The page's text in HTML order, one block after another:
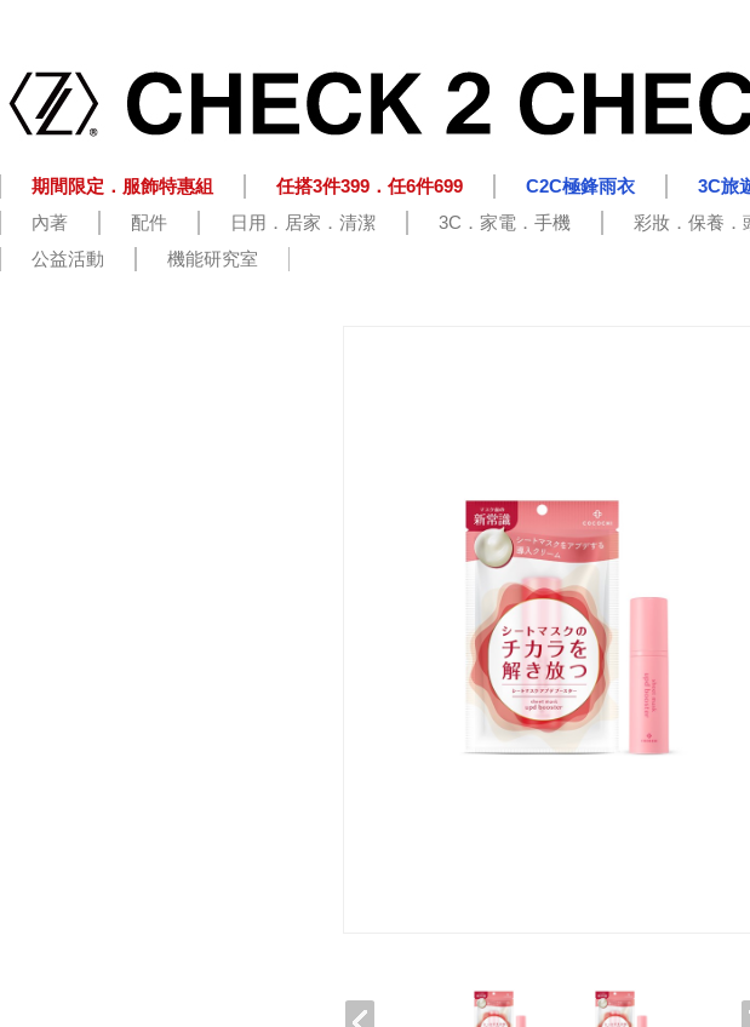
期間限定．服飾特惠組 任搭3件399．任6件699 C2C極鋒雨衣 3C旅
內著
配件 日用．居家．清潔 3C．家電．手機 彩妝．保養．
公益活動
機能研究室